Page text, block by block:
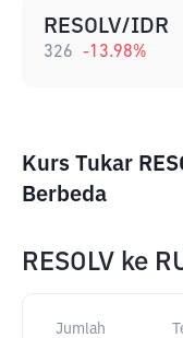
RESOLV/IDR
326 -13.98%
Kurs Tukar
Berbeda
RESOLV ke
Jumlah